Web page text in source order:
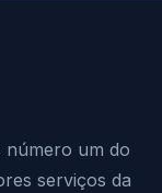
número um do
serviços da